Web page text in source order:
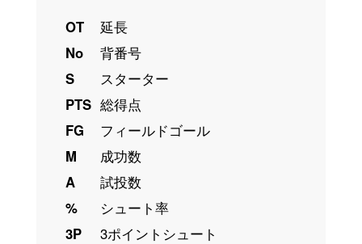
OT
延長
No
背番号
S
スターター
PTS 総得点
FG
フィールドゴール
M
成功数
A
試投数
%
シュート率
3P
3ポイントシュート